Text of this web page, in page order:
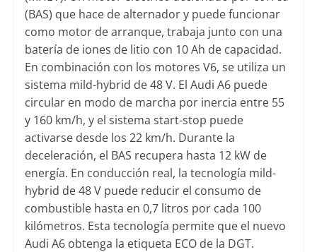
(BAS) que hace de alternador y puede funcionar
como motor de arranque, trabaja junto con una
batería de iones de litio con 10 Ah de capacidad.
En combinación con los motores V6, se utiliza un
sistema mild-hybrid de 48 V. El Audi A6 puede
circular en modo de marcha por inercia entre 55
y 160 km/h, y el sistema start-stop puede
activarse desde los 22 km/h. Durante la
deceleración, el BAS recupera hasta 12 kW de
energía. En conducción real, la tecnología mild-
hybrid de 48 V puede reducir el consumo de
combustible hasta en 0,7 litros por cada 100
kilómetros. Esta tecnología permite que el nuevo
Audi A6 obtenga la etiqueta ECO de la DGT.